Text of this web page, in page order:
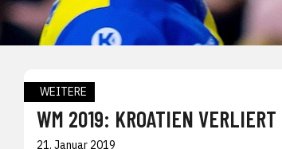
WEITERE
WM 2019: KROATIEN
21. Januar 2019